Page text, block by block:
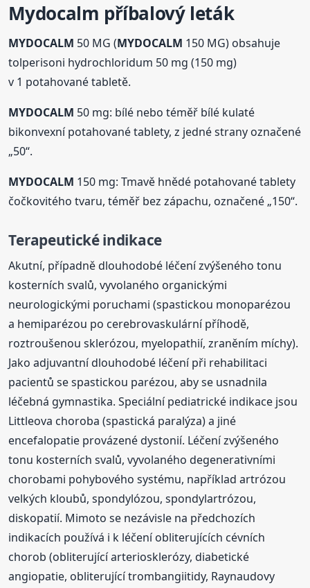
Mydocalm příbalový leták
MYDOCALM 50 MG (MYDOCALM 150 MG) obsahuje
tolperisoni hydrochloridum 50 mg (150 mg)
v 1 potahované tabletě.
MYDOCALM 50 mg: bílé nebo téměř bílé kulaté
bikonvexní potahované tablety, z jedné strany označené
„50“.
MYDOCALM 150 mg: Tmavě hnědé potahované tablety
čočkovitého tvaru, téměř bez zápachu, označené „150“.
Terapeutické indikace
Akutní, případně dlouhodobé léčení zvýšeného tonu
kosterních svalů, vyvolaného organickými
neurologickými poruchami (spastickou monoparézou
a hemiparézou po cerebrovaskulární příhodě,
roztroušenou sklerózou, myelopathií, zraněním míchy).
Jako adjuvantní dlouhodobé léčení při rehabilitaci
pacientů se spastickou parézou, aby se usnadnila
léčebná gymnastika. Speciální pediatrické indikace jsou
Littleova choroba (spastická paralýza) a jiné
encefalopatie provázené dystonií. Léčení zvýšeného
tonu kosterních svalů, vyvolaného degenerativními
chorobami pohybového systému, například artrózou
velkých kloubů, spondylózou, spondylartrózou,
diskopatií. Mimoto se nezávisle na předchozích
indikacích používá i k léčení obliterujících cévních
chorob (obliterující arteriosklerózy, diabetické
angiopatie, obliterující trombangiitidy, Raynaudovy